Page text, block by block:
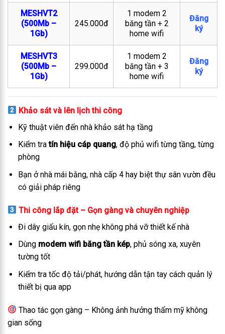
MESHVT2
(500Mb –
1Gb)
245.000đ
1 modem 2
băng tần + 2
home wifi
Đăng
ký
MESHVT3
(500Mb –
1Gb)
299.000đ
1 modem 2
băng tần + 3
home wifi
Đăng
ký
Khảo sát và lên lịch thi công
Kỹ thuật viên đến nhà khảo sát hạ tầng
Kiểm tratín hiệu cáp quang, độ phủ wifi từng tầng, từng
phòng
Bạn ở nhà mái bằng, nhà cấp 4 hay biệt thự sân vườn đều
có giải pháp riêng
Thi công lắp đặt – Gọn gàng và chuyên nghiệp
Đi dây giấu kín, gọn nhẹ không phá vỡ thiết kế nhà
Dùng modem wifi băng tần kép, phủ sóng xa, xuyên
tường tốt
Kiểm tra tốc độ tải/phát, hướng dẫn tận tay cách quản lý
thiết bị qua app
Thao tác gọn gàng – Không ảnh hưởng thẩm mỹ không
gian sống